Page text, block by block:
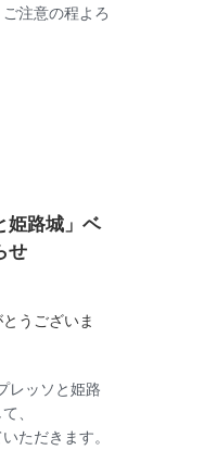
注意の程よろ
姫路城」ベ
せ
うございま
レッソと姫路
、
ただきます。